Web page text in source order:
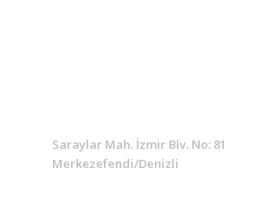
Saraylar Mah. İzmir Blv. No: 81
Merkezefendi/Denizli